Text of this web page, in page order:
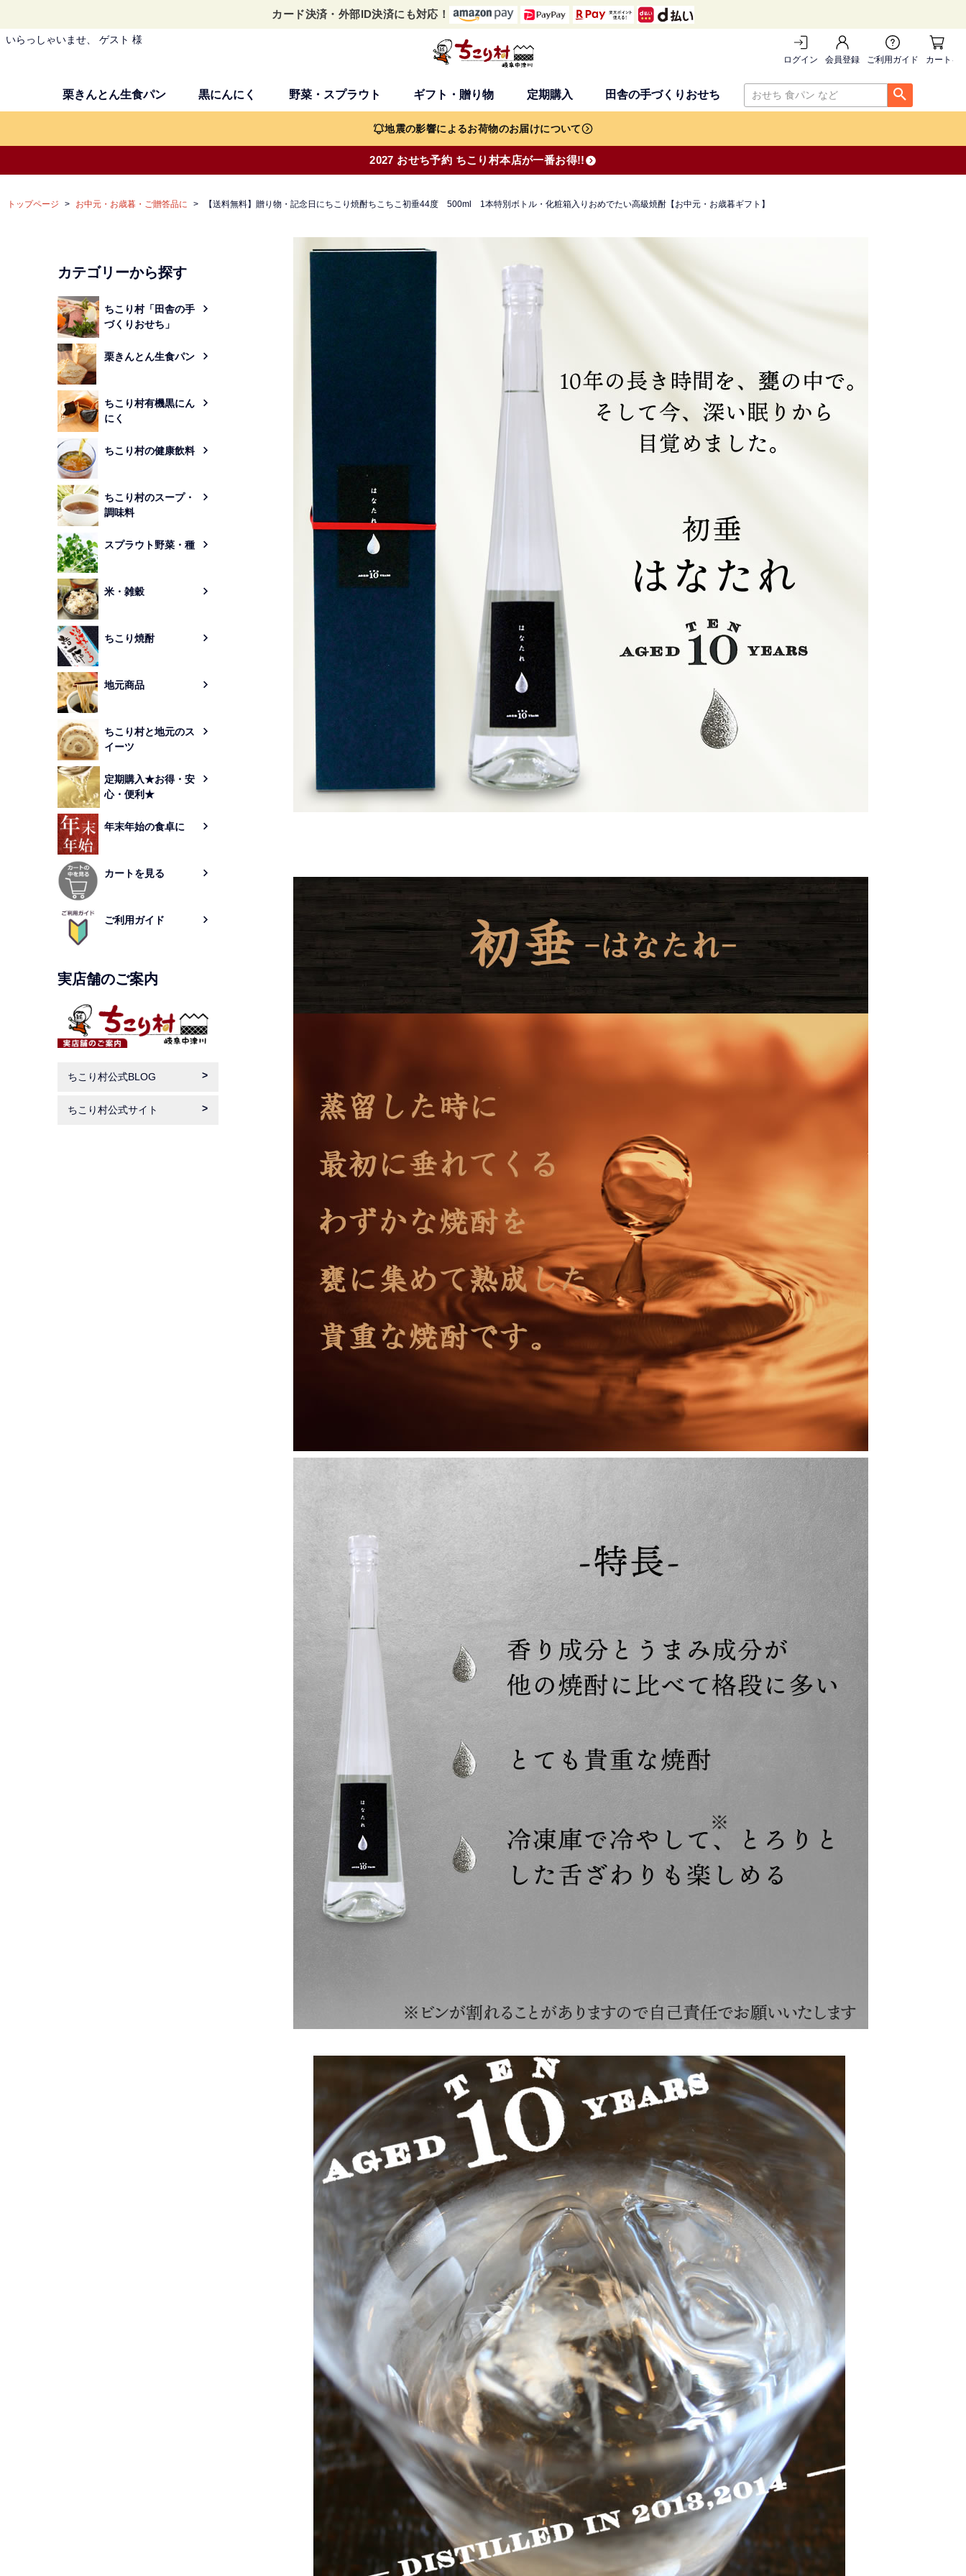
カード決済・外部ID決済にも対応！
いらっしゃいませ、 ゲスト 様
ログイン 会員登録 ご利用ガイド カートを
栗きんとん生食パン 黒にんにく 野菜・スプラウト ギフト・贈り物 定期購入 田舎の手づくりおせち
検索
地震の影響によるお荷物のお届けについて
2027 おせち予約 ちこり村本店が一番お得!!
トップページ お中元・お歳暮・ご贈答品に 【送料無料】贈り物・記念日にちこり焼酎ちこちこ初垂44度 500ml 1本特別ボトル・化粧箱入りおめでたい高級焼酎【お中元・お歳暮ギフト】
カテゴリーから探す
ちこり村「田舎の手
づくりおせち」
栗きんとん生食パン
ちこり村有機黒にん
にく
ちこり村の健康飲料
ちこり村のスープ・
調味料
スプラウト野菜・種
米・雑穀
ちこり焼酎
地元商品
ちこり村と地元のス
イーツ
定期購入★お得・安
心・便利★
年末年始の食卓に
カートを見る
ご利用ガイド
実店舗のご案内
ちこり村公式BLOG
ちこり村公式サイト